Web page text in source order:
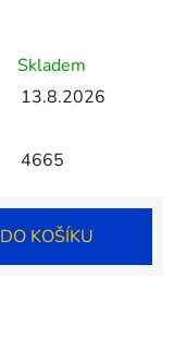
Skladem
13.8.2026
4665
DO KOŠÍKU